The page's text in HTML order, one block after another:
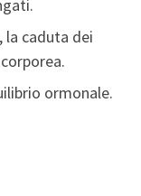
la caduta dei
ormonale.